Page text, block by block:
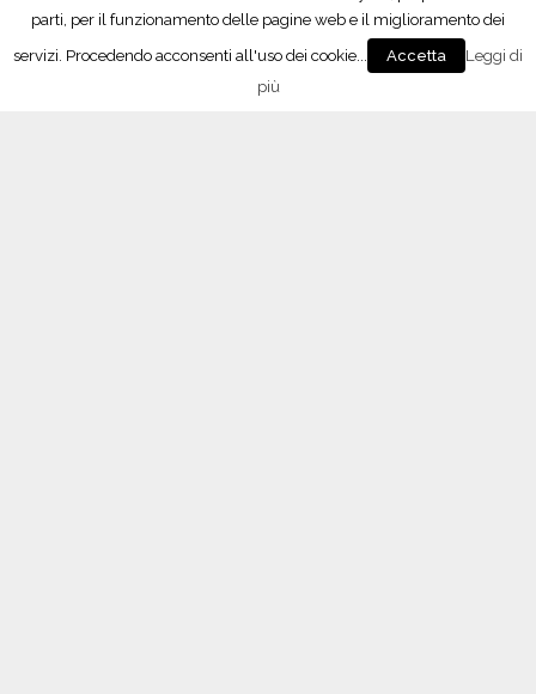
6 Marzo 2018
Contrassegno di Stato, istruzioni per l’uso
parti, per il funzionamento delle pagine web e il miglioramento dei
servizi. Procedendo acconsenti all'uso dei cookie...
Accetta
Leggi di
più